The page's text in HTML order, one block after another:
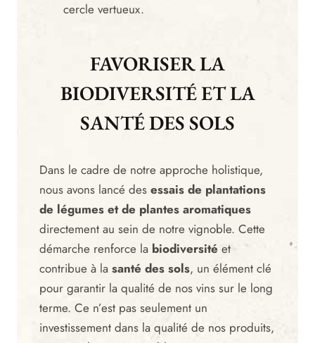
cercle vertueux.
FAVORISER LA
BIODIVERSITÉ ET LA
SANTÉ DES SOLS
Dans le cadre de notre approche holistique,
nous avons lancé des essais de plantations
de légumes et de plantes aromatiques
directement au sein de notre vignoble. Cette
démarche renforce la biodiversité et
contribue à la santé des sols, un élément clé
pour garantir la qualité de nos vins sur le long
terme. Ce n’est pas seulement un
investissement dans la qualité de nos produits,